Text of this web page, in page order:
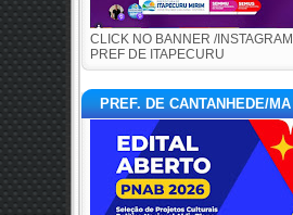
CLICK NO BANNER /INSTAGRAM
PREF DE ITAPECURU
PREF. DE CANTANHEDE/MA